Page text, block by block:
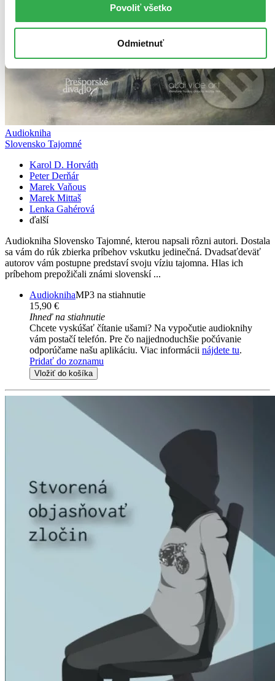
Povoliť všetko
Odmietnuť
Audiokniha
Slovensko Tajomné
Karol D. Horváth
Peter Derňár
Marek Vaňous
Marek Mittaš
Lenka Gahérová
ďalší
Audiokniha Slovensko Tajomné, kterou napsali rôzni autori. Dostala
sa vám do rúk zbierka príbehov vskutku jedinečná. Dvadsaťdeväť
autorov vám postupne predstaví svoju víziu tajomna. Hlas ich
príbehom prepožičali známi slovenskí ...
AudioknihaMP3 na stiahnutie
15,90 €
Ihneď na stiahnutie
Chcete vyskúšať čítanie ušami? Na vypočutie audioknihy
vám postačí telefón. Pre čo najjednoduchšie počúvanie
odporúčame našu aplikáciu. Viac informácii nájdete tu.
Pridať do zoznamu
Vložiť do košíka